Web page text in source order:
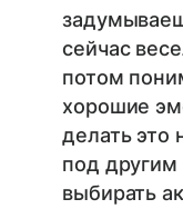
сейчас
потом
хорошие
делать это
под другим
выбирать